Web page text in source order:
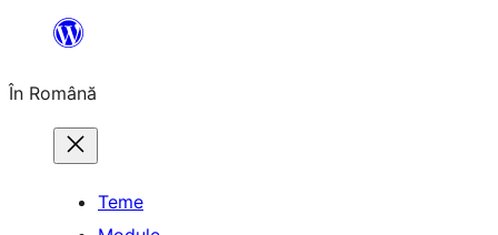
conținut
În Română
Teme